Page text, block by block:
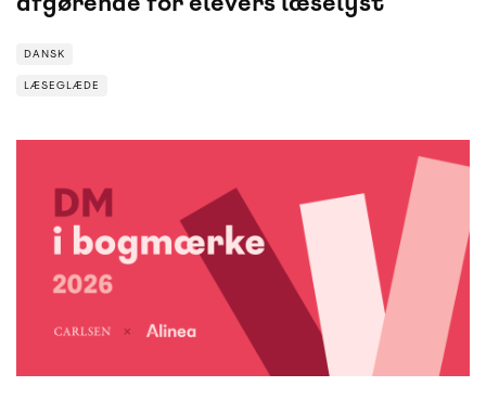
DANSK
LÆSEGLÆDE